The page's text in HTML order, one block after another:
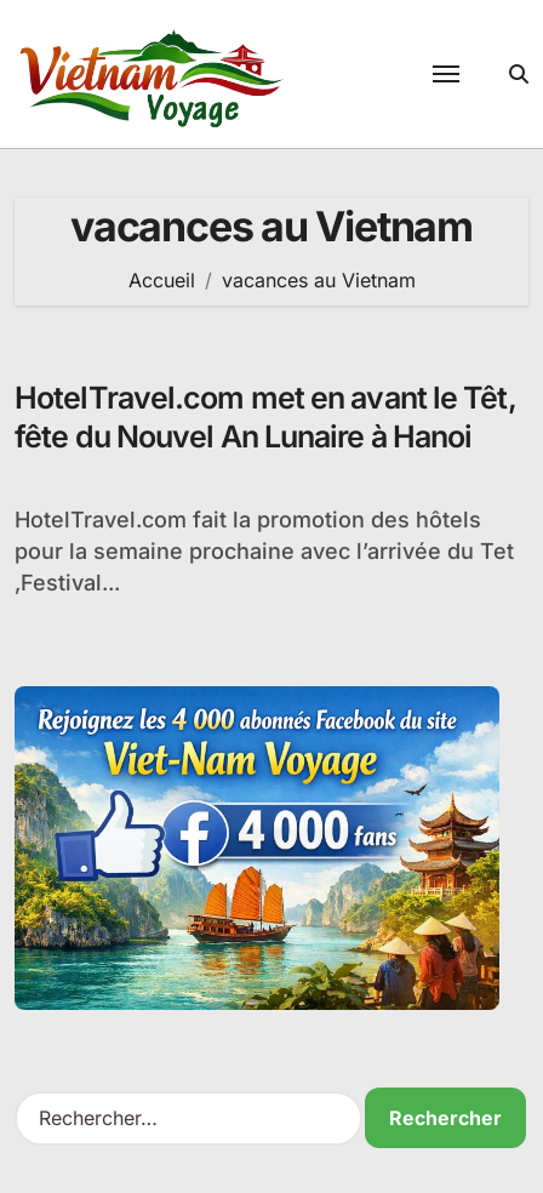
contenu
vacances au Vietnam
Accueil vacances au Vietnam
HotelTravel.com met en avant le Têt,
fête du Nouvel An Lunaire à Hanoi
HotelTravel.com fait la promotion des hôtels
pour la semaine prochaine avec l’arrivée du Tet
,Festival...
R
e